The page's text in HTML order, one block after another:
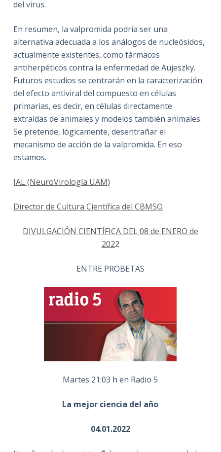
del virus.
En resumen, la valpromida podría ser una
alternativa adecuada a los análogos de nucleósidos,
actualmente existentes, como fármacos
antiherpéticos contra la enfermedad de Aujeszky.
Futuros estudios se centrarán en la caracterización
del efecto antiviral del compuesto en células
primarias, es decir, en células directamente
extraídas de animales y modelos también animales.
Se pretende, lógicamente, desentrañar el
mecanismo de acción de la valpromida. En eso
estamos.
JAL (NeuroVirología UAM)
Director de Cultura Científica del CBMSO
DIVULGACIÓN CIENTÍFICA DEL 08 de ENERO de
2022
ENTRE PROBETAS
Martes 21:03 h en Radio 5
La mejor ciencia del año
04.01.2022